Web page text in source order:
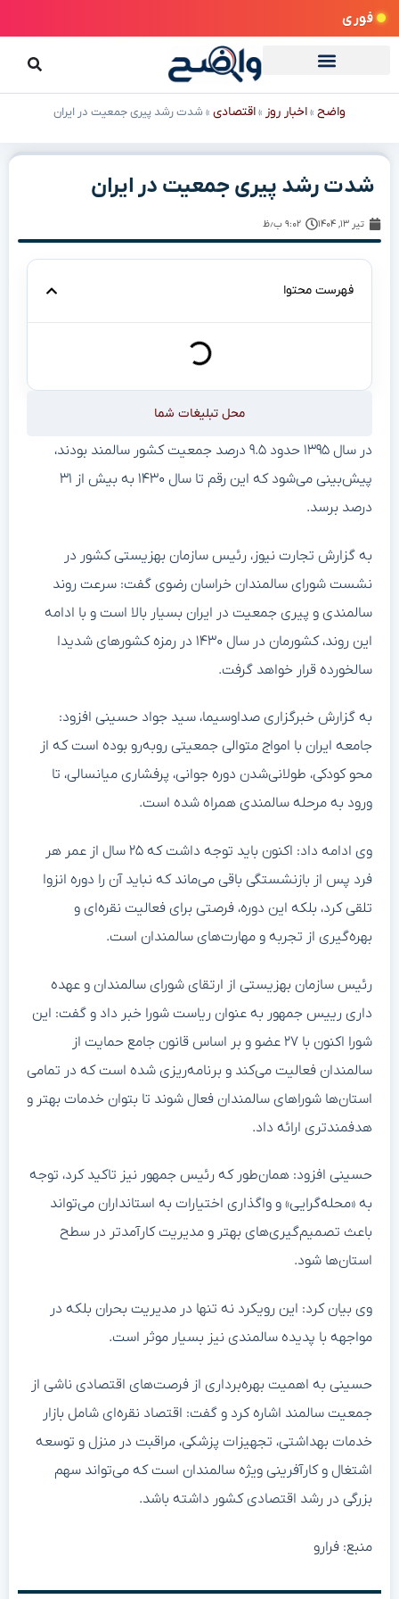
فوری
واضح »اخبار روز »اقتصادی »شدت رشد پیری جمعیت در ایران
شدت رشد پیری جمعیت در ایران
تیر ۱۳, ۱۴۰۴ ۹:۰۲ ب٫ظ
فهرست محتوا
محل تبلیغات شما
در سال ۱۳۹۵ حدود ۹.۵ درصد جمعیت کشور سالمند بودند،
پیش‌بینی می‌شود که این رقم تا سال ۱۴۳۰ به بیش از ۳۱
درصد برسد.
به گزارش تجارت نیوز، رئیس سازمان بهزیستی کشور در
نشست شورای سالمندان خراسان رضوی گفت: سرعت روند
سالمندی و پیری جمعیت در ایران بسیار بالا است و با ادامه
این روند، کشورمان در سال ۱۴۳۰ در رمزه کشور‌های شدیدا
سالخورده قرار خواهد گرفت.
به گزارش خبرگزاری صداوسیما، سید جواد حسینی افزود:
جامعه ایران با امواج متوالی جمعیتی روبه‌رو بوده است که از
محو کودکی، طولانی‌شدن دوره جوانی، پرفشاری میانسالی، تا
ورود به مرحله سالمندی همراه شده است.
وی ادامه داد: اکنون باید توجه داشت که ۲۵ سال از عمر هر
فرد پس از بازنشستگی باقی می‌ماند که نباید آن را دوره انزوا
تلقی کرد، بلکه این دوره، فرصتی برای فعالیت نقره‌ای و
بهره‌گیری از تجربه و مهارت‌های سالمندان است.
رئیس سازمان بهزیستی از ارتقای شورای سالمندان و عهده
داری رییس جمهور به عنوان ریاست شورا خبر داد و گفت: این
شورا اکنون با ۲۷ عضو و بر اساس قانون جامع حمایت از
سالمندان فعالیت می‌کند و برنامه‌ریزی شده است که در تمامی
استان‌ها شورا‌های سالمندان فعال شوند تا بتوان خدمات بهتر و
هدفمندتری ارائه داد.
حسینی افزود: همان‌طور که رئیس جمهور نیز تاکید کرد، توجه
به «محله‌گرایی» و واگذاری اختیارات به استانداران می‌تواند
باعث تصمیم‌گیری‌های بهتر و مدیریت کارآمدتر در سطح
استان‌ها شود.
وی بیان کرد: این رویکرد نه تنها در مدیریت بحران بلکه در
مواجهه با پدیده سالمندی نیز بسیار موثر است.
حسینی به اهمیت بهره‌برداری از فرصت‌های اقتصادی ناشی از
جمعیت سالمند اشاره کرد و گفت: اقتصاد نقره‌ای شامل بازار
خدمات بهداشتی، تجهیزات پزشکی، مراقبت در منزل و توسعه
اشتغال و کارآفرینی ویژه سالمندان است که می‌تواند سهم
بزرگی در رشد اقتصادی کشور داشته باشد.
منبع: فرارو